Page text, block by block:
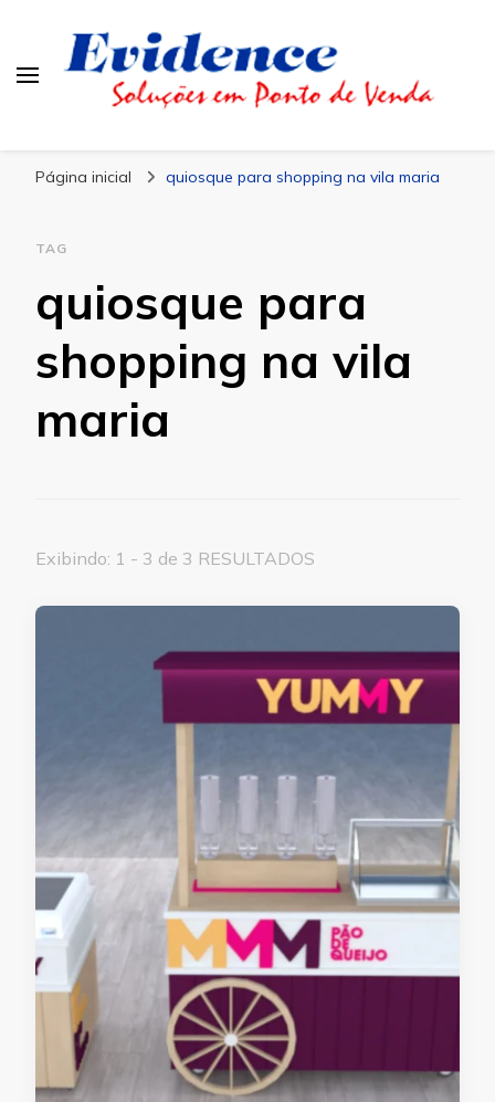
Página inicial quiosque para shopping na vila maria
TAG
quiosque para
shopping na vila
maria
Exibindo: 1 - 3 de 3 RESULTADOS